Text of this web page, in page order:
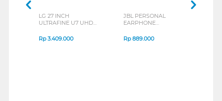
LG 27 INCH
ULTRAFINE U7 UHD
B_G3
Rp3.409.000
JBL PERSONAL
EARPHONE
SERIES
Rp889.000